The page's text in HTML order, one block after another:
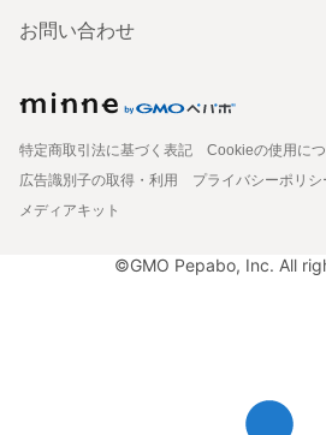
お問い合わせ
特定商取引法に基づく表記
Cookieの使用に
広告識別子の取得・利用
プライバシーポリシ
メディアキット
©GMO Pepabo, Inc. All